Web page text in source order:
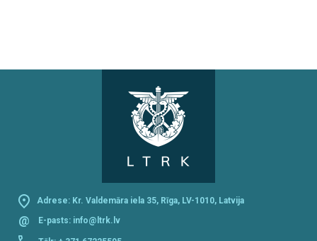
Adrese: Kr. Valdemāra iela 35, Rīga, LV-1010, Latvija
@ E-pasts: info@ltrk.lv